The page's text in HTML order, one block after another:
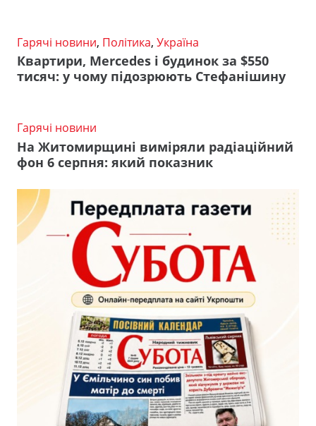
Гарячі новини, Політика, Україна
Квартири, Mercedes і будинок за $550
тисяч: у чому підозрюють Стефанішину
Гарячі новини
На Житомирщині виміряли радіаційний
фон 6 серпня: який показник